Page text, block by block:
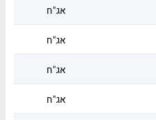
אג"ח
אג"ח
אג"ח
אג"ח